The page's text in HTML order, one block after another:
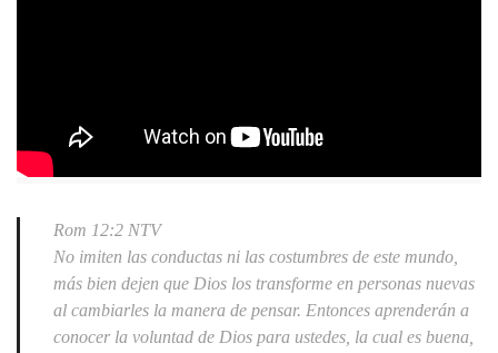
Rom 12:2 NTV
No imiten las conductas ni las costumbres de este mundo,
más bien dejen que Dios los transforme en personas nuevas
al cambiarles la manera de pensar. Entonces aprenderán a
conocer la voluntad de Dios para ustedes, la cual es buena,